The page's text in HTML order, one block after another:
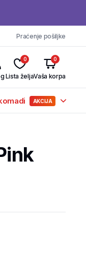
Praćenje pošiljke
0
Lista želja
0
Vaša korpa
AKCIJA